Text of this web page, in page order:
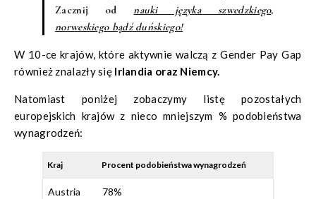
Zacznij od nauki języka szwedzkiego,
norweskiego bądź duńskiego!
W 10-ce krajów, które aktywnie walczą z Gender Pay Gap
również znalazły się Irlandia oraz Niemcy.
Natomiast poniżej zobaczymy listę pozostałych
europejskich krajów z nieco mniejszym % podobieństwa
wynagrodzeń:
Kraj Procent podobieństwa wynagrodzeń
Austria 78%